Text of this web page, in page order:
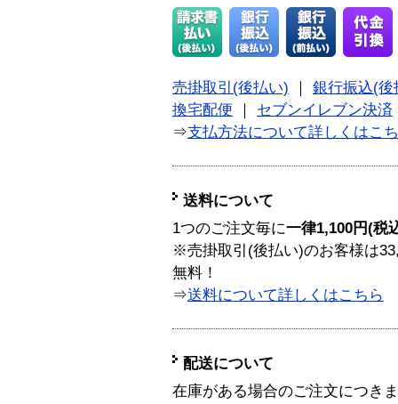
売掛取引(後払い)
銀行振込(後
換宅配便
セブンイレブン決済
⇒支払方法について詳しくはこ
送料について
1つのご注文毎に一律1,100円(税
※売掛取引(後払い)のお客様は
無料！
⇒送料について詳しくはこちら
配送について
在庫がある場合のご注文につき